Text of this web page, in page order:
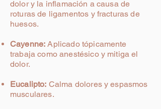
dolor y la inflamación a causa de
roturas de ligamentos y fracturas de
huesos.
Cayenne: Aplicado tópicamente
trabaja comoanestésico y mitiga el
dolor.
Eucalipto: Calma dolores y espasmos
musculares.